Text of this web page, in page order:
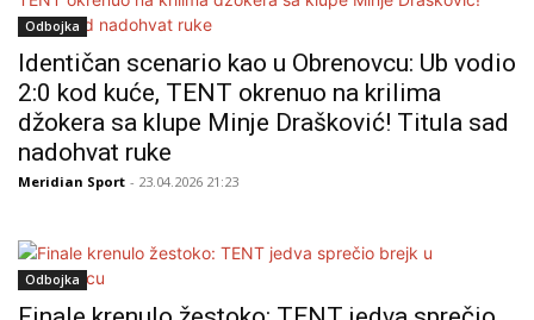
Odbojka
Identičan scenario kao u Obrenovcu: Ub vodio
2:0 kod kuće, TENT okrenuo na krilima
džokera sa klupe Minje Drašković! Titula sad
nadohvat ruke
Meridian Sport - 23.04.2026 21:23
Odbojka